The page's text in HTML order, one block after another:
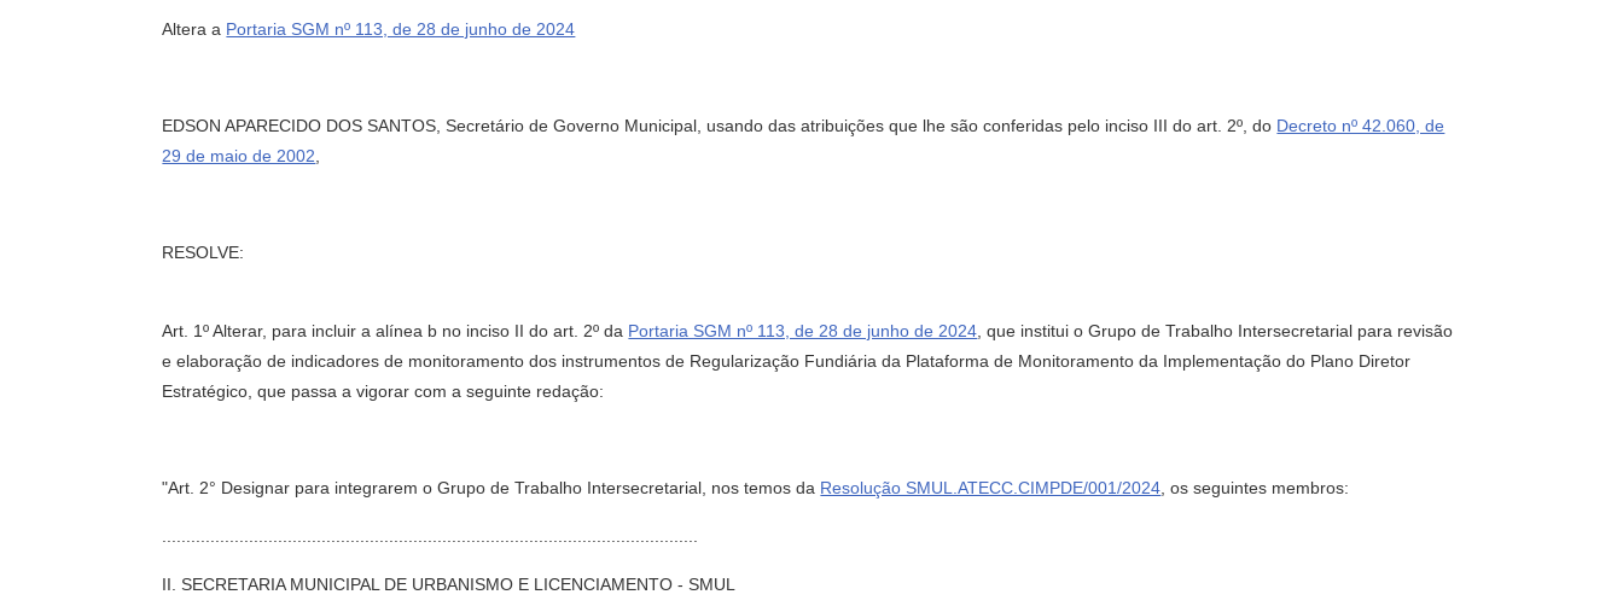
Altera a Portaria SGM nº 113, de 28 de junho de 2024
EDSON APARECIDO DOS SANTOS, Secretário de Governo Municipal, usando das atribuições que lhe são conferidas pelo inciso III do art. 2º, do Decreto nº 42.060, de
29 de maio de 2002
RESOLVE:
Art. 1º Alterar, para incluir a alínea b no inciso II do art. 2º da Portaria SGM nº 113, de 28 de junho de 2024 , que institui o Grupo de Trabalho Intersecretarial para revisão
e elaboração de indicadores de monitoramento dos instrumentos de Regularização Fundiária da Plataforma de Monitoramento da Implementação do Plano Diretor
Estratégico, que passa a vigorar com a seguinte redação:
"Art. 2° Designar para integrarem o Grupo de Trabalho Intersecretarial, nos temos da Resolução SMUL.ATECC.CIMPDE/001/2024 , os seguintes membros:
II. SECRETARIA MUNICIPAL DE URBANISMO E LICENCIAMENTO - SMUL